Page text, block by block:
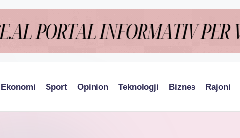
Ekonomi Sport Opinion Teknologji Biznes Rajoni